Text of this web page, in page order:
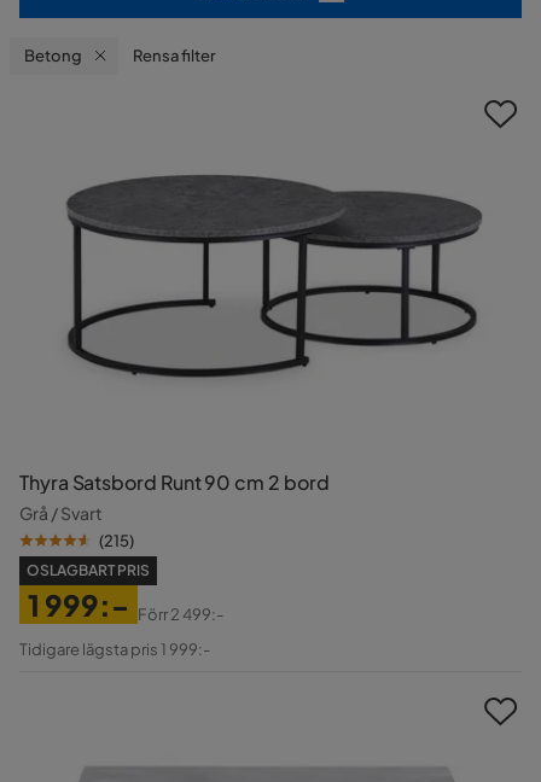
Betong Rensa filter
Thyra Satsbord Runt 90 cm 2 bord
Grå / Svart
(215)
OSLAGBART PRIS
Pris
1 999:-
Original
Förr2 499:-
Tidigare lägsta pris 1 999:-